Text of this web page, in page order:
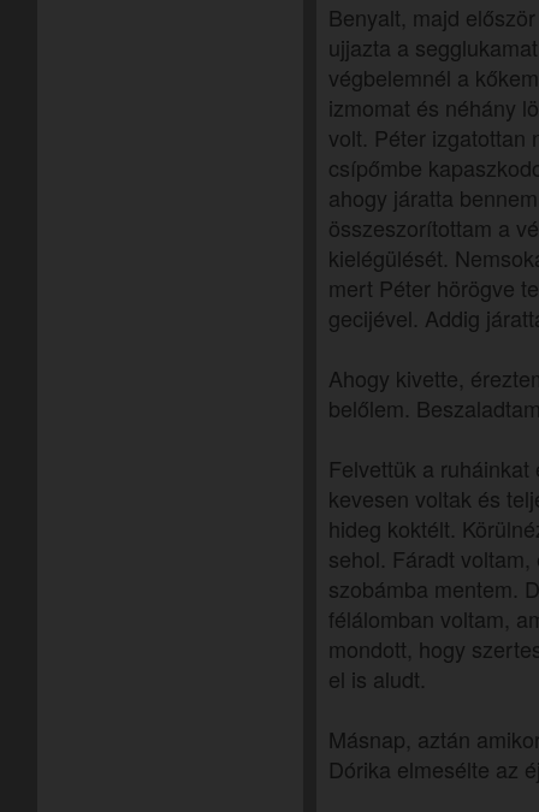
Benyalt, majd
ujjazta a
végbelemnél a
izmomat és néhány
volt. Péter izgatottan
csípőmbe
ahogy járatta
összeszorítottam a
kielégülését.
mert Péter hörögve
gecijével. Addig
Ahogy kivette,
belőlem.
Felvettük a
kevesen voltak és
hideg koktélt.
sehol. Fáradt
szobámba mentem.
félálomban voltam,
mondott, hogy
el is aludt.
Másnap, aztán
Dórika elmesélte az